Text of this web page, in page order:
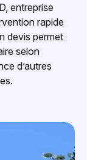
entreprise
rapide
devis permet
selon
d’autres